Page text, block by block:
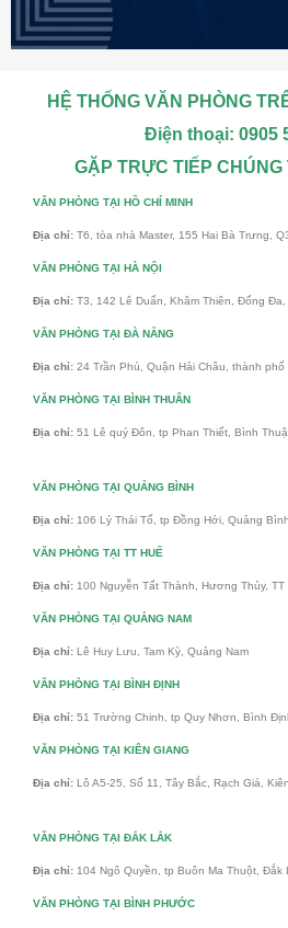
HỆ THỐNG VĂN PHÒNG
Điện thoại: 0905
GẶP TRỰC TIẾP CHÚNG
VĂN PHÒNG TẠI HỒ CHÍ MINH
Địa chỉ: T6, tòa nhà Master, 155 Hai Bà Trưng,
VĂN PHÒNG TẠI HÀ NỘI
Địa chỉ: T3, 142 Lê Duẩn, Khâm Thiên, Đống Đa,
VĂN PHÒNG TẠI ĐÀ NẴNG
Địa chỉ: 24 Trần Phú, Quận Hải Châu, thành phố
VĂN PHÒNG TẠI BÌNH THUÂN
Địa chỉ: 51 Lê quý Đôn, tp Phan Thiết, Bình
VĂN PHÒNG TẠI QUẢNG BÌNH
Địa chỉ: 106 Lý Thái Tổ, tp Đồng Hới, Quảng Bình
VĂN PHÒNG TẠI TT HUẾ
Địa chỉ: 100 Nguyễn Tất Thành, Hương Thủy, TT
VĂN PHÒNG TẠI QUẢNG NAM
Địa chỉ: Lê Huy Lưu, Tam Kỳ, Quảng Nam
VĂN PHÒNG TẠI BÌNH ĐỊNH
Địa chỉ: 51 Trường Chinh, tp Quy Nhơn, Bình
VĂN PHÒNG TẠI KIÊN GIANG
Địa chỉ: Lô A5-25, Số 11, Tây Bắc, Rạch Giá,
VĂN PHÒNG TẠI ĐẮK LẮK
Địa chỉ: 104 Ngô Quyền, tp Buôn Ma Thuột, Đắk
VĂN PHÒNG TẠI BÌNH PHƯỚC